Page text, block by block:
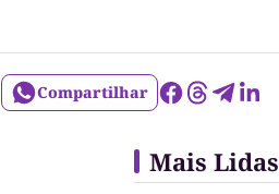
Compartilhar
Mais Lidas